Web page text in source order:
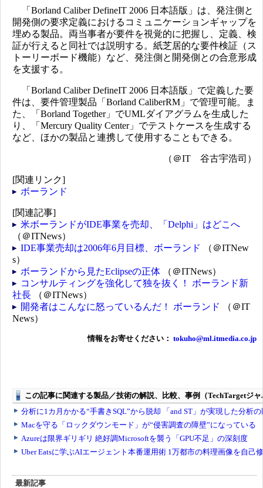
「Borland Caliber DefineIT 2006 日本語版」は、発注側と
開発側の要求定義におけるコミュニケーションギャップを
埋める製品。両当事者が要件を視覚的に把握し、定義、検
証が行えると同社では説明する。紙芝居的な要件検証（ス
トーリーボード機能）など、発注側と開発側との合意形成
を支援する。
「Borland Caliber DefineIT 2006 日本語版」で定義した要
件は、要件管理製品「Borland CaliberRM」で管理可能。ま
た、「Borland Together」でUMLダイアグラムを生成した
り、「Mercury Quality Center」でテストケースを生成する
など、ほかの製品と連携して使用することもできる。
（＠IT 谷古宇浩司）
[関連リンク]
ボーランド
[関連記事]
米ボーランドがIDE事業を売却、「Delphi」はどこへ
（＠ITNews）
IDE事業売却は2006年6月目標、ボーランド
（＠ITNew
s）
ボーランドから見たEclipseの正体 （＠ITNews）
コンサルティングを強化して独を抜く！ ボーランド新
社長 （＠ITNews）
開発者はこんなに怒っているんだ！ ボーランド
（＠IT
News）
情報をお寄せください： tokuho@ml.itmedia.co.jp
最新記事